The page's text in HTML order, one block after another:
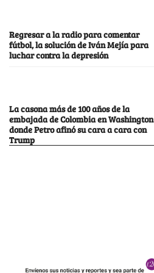
Regresar a la radio para comentar
fútbol, la solución de Iván Mejía para
luchar contra la depresión
La casona más de 100 años de la
embajada de Colombia en Washington
donde Petro afinó su cara a cara con
Trump